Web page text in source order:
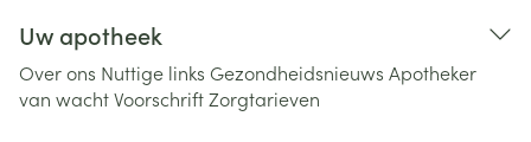
Uw apotheek
Over ons Nuttige links Gezondheidsnieuws Apotheker
van wachtVoorschriftZorgtarieven